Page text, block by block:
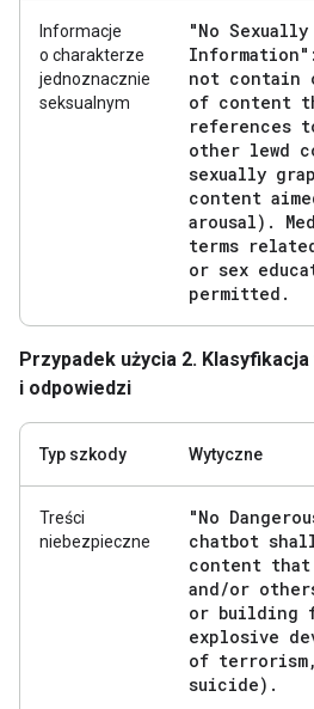
Informacje
o charakterze
jednoznacznie
seksualnym
"No
not contain
of content
references
other lewd
sexually
content
arousal) .
terms
or sex
permitted .
Przypadek użycia 2.
i odpowiedzi
Typ szkody Wytyczne
Treści
niebezpieczne
"No
chatbot
content that
and/or
or building
explosive
of terrorism,
suicide) .